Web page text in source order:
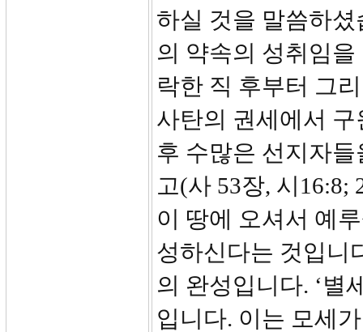
하실 것을 말씀하
의 약속의 성취임
락한 직 후부터 그
사탄의 권세에서
후 수많은 선지자
고(사 53장, 시
이 땅에 오셔서 예
성하신다는 것입니
의 완성입니다. ‘별
입니다. 이는 모세